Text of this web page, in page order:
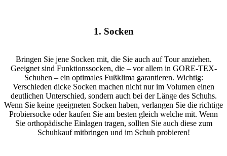
1. Socken
Bringen Sie jene Socken mit, die Sie auch auf Tour anziehen.
Geeignet sind Funktionssocken, die – vor allem in GORE-TEX-
Schuhen – ein optimales Fußklima garantieren. Wichtig:
Verschieden dicke Socken machen nicht nur im Volumen einen
deutlichen Unterschied, sondern auch bei der Länge des Schuhs.
Wenn Sie keine geeigneten Socken haben, verlangen Sie die richtige
Probiersocke oder kaufen Sie am besten gleich welche mit. Wenn
Sie orthopädische Einlagen tragen, sollten Sie auch diese zum
Schuhkauf mitbringen und im Schuh probieren!